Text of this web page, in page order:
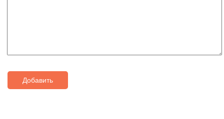
Добавить